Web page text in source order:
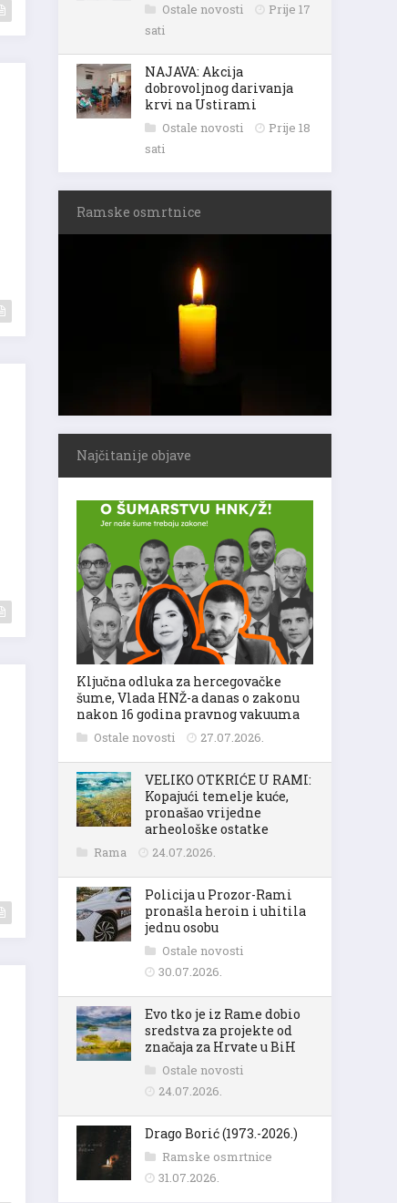
Ostale novosti
Prije 17
sati
NAJAVA: Akcija
dobrovoljnog darivanja
krvi na Ustirami
Ostale novosti
Prije 18
sati
Ramske osmrtnice
Najčitanije objave
Ključna odluka za hercegovačke
šume, Vlada HNŽ-a danas o zakonu
nakon 16 godina pravnog vakuuma
Ostale novosti 27.07.2026.
VELIKO OTKRIĆE U RAMI:
Kopajući temelje kuće,
pronašao vrijedne
arheološke ostatke
Rama 24.07.2026.
Policija u Prozor-Rami
pronašla heroin i uhitila
jednu osobu
Ostale novosti
30.07.2026.
Evo tko je iz Rame dobio
sredstva za projekte od
značaja za Hrvate u BiH
Ostale novosti
24.07.2026.
Drago Borić (1973.-2026.)
Ramske osmrtnice
31.07.2026.